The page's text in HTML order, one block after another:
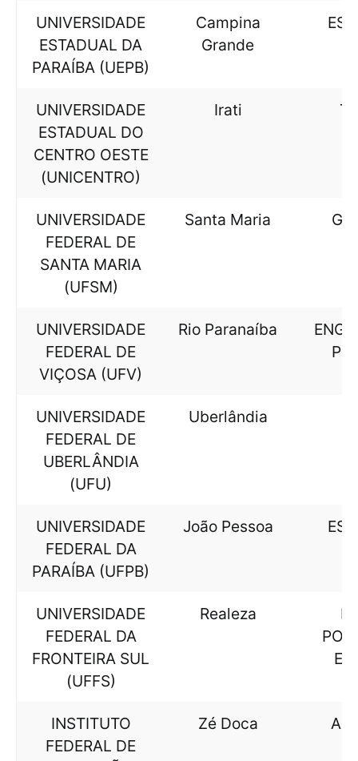
UNIVERSIDADE
ESTADUAL DA
PARAÍBA (UEPB)
Campina
Grande
UNIVERSIDADE
ESTADUAL DO
CENTRO OESTE
(UNICENTRO)
Irati
UNIVERSIDADE
FEDERAL DE
SANTA MARIA
(UFSM)
Santa Maria
UNIVERSIDADE
FEDERAL DE
VIÇOSA (UFV)
Rio Paranaíba
UNIVERSIDADE
FEDERAL DE
UBERLÂNDIA
(UFU)
Uberlândia
UNIVERSIDADE
FEDERAL DA
PARAÍBA (UFPB)
João Pessoa
UNIVERSIDADE
FEDERAL DA
FRONTEIRA SUL
(UFFS)
Realeza
INSTITUTO
FEDERAL DE
Zé Doca